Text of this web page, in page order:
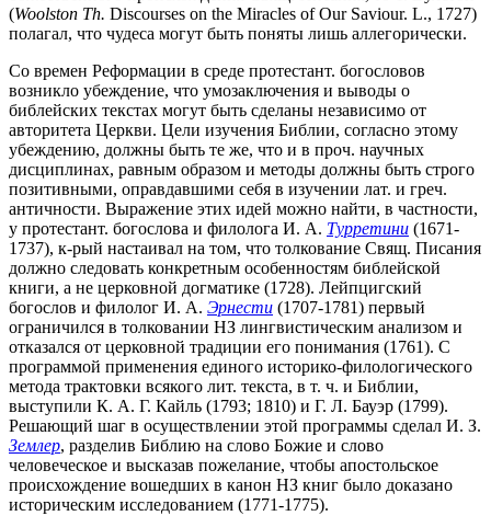
(Woolston Th. Discourses on the Miracles of Our Saviour. L., 1727)
полагал, что чудеса могут быть поняты лишь аллегорически.
Со времен Реформации в среде протестант. богословов
возникло убеждение, что умозаключения и выводы о
библейских текстах могут быть сделаны независимо от
авторитета Церкви. Цели изучения Библии, согласно этому
убеждению, должны быть те же, что и в проч. научных
дисциплинах, равным образом и методы должны быть строго
позитивными, оправдавшими себя в изучении лат. и греч.
античности. Выражение этих идей можно найти, в частности,
у протестант. богослова и филолога И. А. Турретини (1671-
1737), к-рый настаивал на том, что толкование Свящ. Писания
должно следовать конкретным особенностям библейской
книги, а не церковной догматике (1728). Лейпцигский
богослов и филолог И. А. Эрнести (1707-1781) первый
ограничился в толковании НЗ лингвистическим анализом и
отказался от церковной традиции его понимания (1761). С
программой применения единого историко-филологического
метода трактовки всякого лит. текста, в т. ч. и Библии,
выступили К. А. Г. Кайль (1793; 1810) и Г. Л. Бауэр (1799).
Решающий шаг в осуществлении этой программы сделал И. З.
Землер, разделив Библию на слово Божие и слово
человеческое и высказав пожелание, чтобы апостольское
происхождение вошедших в канон НЗ книг было доказано
историческим исследованием (1771-1775).